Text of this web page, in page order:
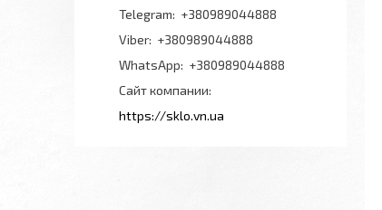
+380989044888
+380989044888
+380989044888
Сайт компании
https://sklo.vn.ua